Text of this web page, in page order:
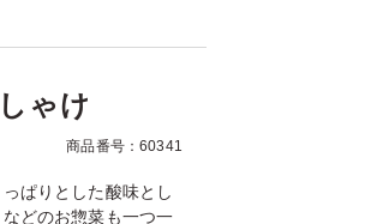
ゃけ
商品番号：60341
ぱりとした酸味とし
どのお惣菜も一つ一